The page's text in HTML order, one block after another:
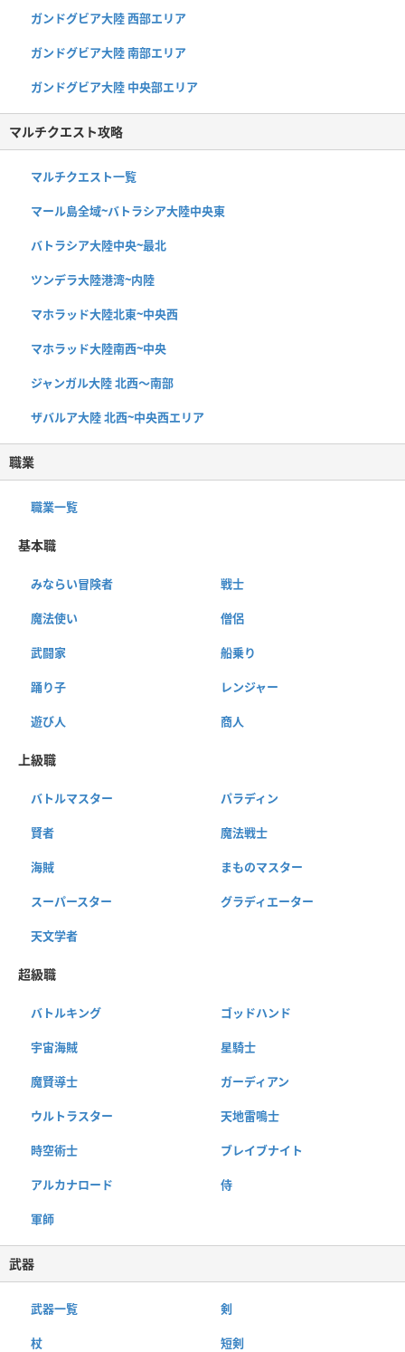
ガンドグビア大陸 西部エリア
ガンドグビア大陸 南部エリア
ガンドグビア大陸 中央部エリア
マルチクエスト攻略
マルチクエスト一覧
マール島全域~バトラシア大陸中央東
バトラシア大陸中央~最北
ツンデラ大陸港湾~内陸
マホラッド大陸北東~中央西
マホラッド大陸南西~中央
ジャンガル大陸 北西〜南部
ザバルア大陸 北西~中央西エリア
職業
職業一覧
基本職
みならい冒険者 戦士
魔法使い 僧侶
武闘家 船乗り
踊り子 レンジャー
遊び人 商人
上級職
バトルマスター パラディン
賢者 魔法戦士
海賊 まものマスター
スーパースター グラディエーター
天文学者
超級職
バトルキング ゴッドハンド
宇宙海賊 星騎士
魔賢導士 ガーディアン
ウルトラスター 天地雷鳴士
時空術士 ブレイブナイト
アルカナロード 侍
軍師
武器
武器一覧 剣
杖 短剣